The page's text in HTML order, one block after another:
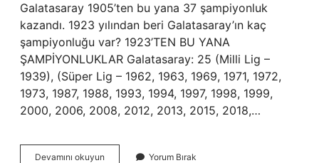
Galatasaray 1905’ten bu yana 37 şampiyonluk
kazandı. 1923 yılından beri Galatasaray’ın kaç
şampiyonluğu var? 1923’TEN BU YANA
ŞAMPİYONLUKLAR Galatasaray: 25 (Milli Lig –
1939), (Süper Lig – 1962, 1963, 1969, 1971, 1972,
1973, 1987, 1988, 1993, 1994, 1997, 1998, 1999,
2000, 2006, 2008, 2012, 2013, 2015, 2018,…
Devamını okuyun GalatasarayYorum Bırak